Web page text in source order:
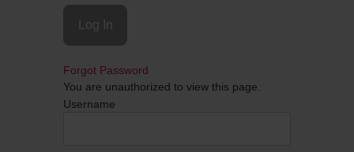
Forgot Password
You are unauthorized to view this page.
Username